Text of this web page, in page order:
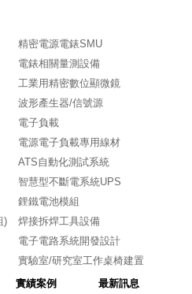
精密電源電錶SMU
電錶相關量測設備
工業用精密數位顯微鏡
波形產生器/信號源
電子負載
電源電子負載專用線材
ATS自動化測試系統
智慧型不斷電系統UPS
鋰鐵電池模組
)
焊接拆焊工具設備
電子電路系統開發設計
實驗室/研究室工作桌椅建置
實績案例 最新訊息